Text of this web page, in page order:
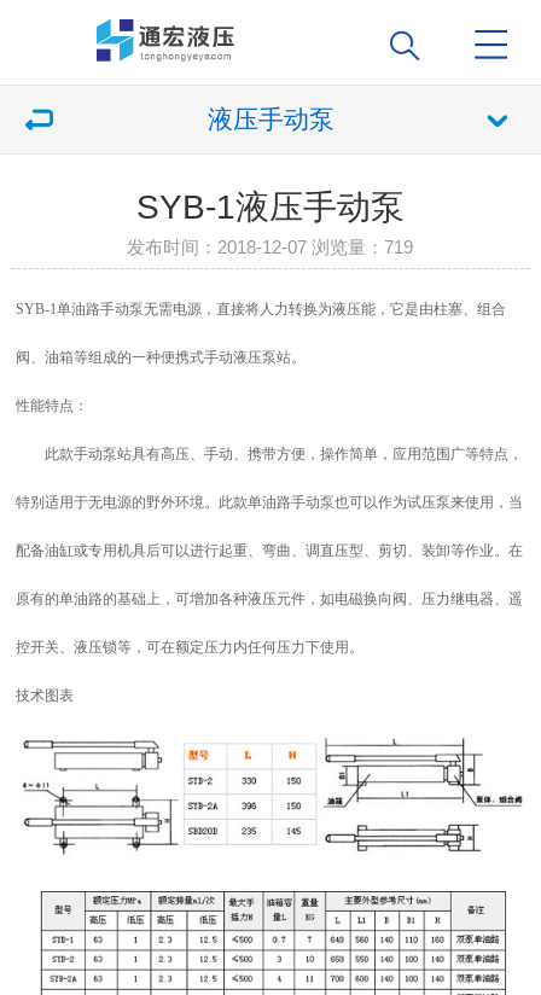
液压手动泵
SYB-1液压手动泵
发布时间：2018-12-07 浏览量：719
SYB-1单油路手动泵无需电源，直接将人力转换为液压能，它是由柱塞、组合
阀、油箱等组成的一种便携式手动液压泵站。
性能特点 ：
此款手动泵站具有高压、手动、携带方便，操作简单，应用范围广等特点，
特别适用于无电源的野外环境。此款单油路手动泵也可以作为试压泵来使用，当
配备油缸或专用机具后可以进行起重、弯曲、调直压型、剪切、装卸等作业。在
原有的单油路的基础上，可增加各种液压元件，如电磁换向阀、压力继电器、遥
控开关、液压锁等，可在额定压力内任何压力下使用。
技术图表